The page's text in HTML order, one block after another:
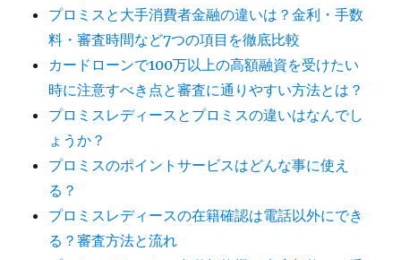
プロミスと大手消費者金融の違いは？金利・手数
料・審査時間など7つの項目を徹底比較
カードローンで100万以上の高額融資を受けたい
時に注意すべき点と審査に通りやすい方法とは？
プロミスレディースとプロミスの違いはなんでし
ょうか？
プロミスのポイントサービスはどんな事に使え
る？
プロミスレディースの在籍確認は電話以外にでき
る？審査方法と流れ